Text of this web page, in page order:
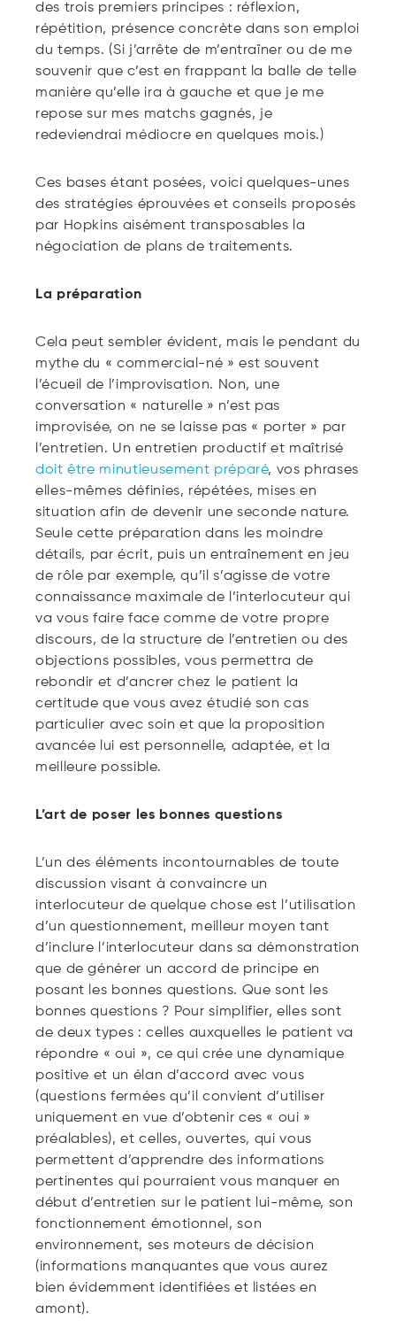
des trois premiers principes : réflexion,
répétition, présence concrète dans son emploi
du temps. (Si j’arrête de m’entraîner ou de me
souvenir que c’est en frappant la balle de telle
manière qu’elle ira à gauche et que je me
repose sur mes matchs gagnés, je
redeviendrai médiocre en quelques mois.)
Ces bases étant posées, voici quelques-unes
des stratégies éprouvées et conseils proposés
par Hopkins aisément transposables la
négociation de plans de traitements.
La préparation
Cela peut sembler évident, mais le pendant du
mythe du « commercial-né » est souvent
l’écueil de l’improvisation. Non, une
conversation « naturelle » n’est pas
improvisée, on ne se laisse pas « porter » par
l’entretien. Un entretien productif et maîtrisé
doit être minutieusement préparé, vos phrases
elles-mêmes définies, répétées, mises en
situation afin de devenir une seconde nature.
Seule cette préparation dans les moindre
détails, par écrit, puis un entraînement en jeu
de rôle par exemple, qu’il s’agisse de votre
connaissance maximale de l’interlocuteur qui
va vous faire face comme de votre propre
discours, de la structure de l’entretien ou des
objections possibles, vous permettra de
rebondir et d’ancrer chez le patient la
certitude que vous avez étudié son cas
particulier avec soin et que la proposition
avancée lui est personnelle, adaptée, et la
meilleure possible.
L’art de poser les bonnes questions
L’un des éléments incontournables de toute
discussion visant à convaincre un
interlocuteur de quelque chose est l’utilisation
d’un questionnement, meilleur moyen tant
d’inclure l’interlocuteur dans sa démonstration
que de générer un accord de principe en
posant les bonnes questions. Que sont les
bonnes questions ? Pour simplifier, elles sont
de deux types : celles auxquelles le patient va
répondre « oui », ce qui crée une dynamique
positive et un élan d’accord avec vous
(questions fermées qu’il convient d’utiliser
uniquement en vue d’obtenir ces « oui »
préalables), et celles, ouvertes, qui vous
permettent d’apprendre des informations
pertinentes qui pourraient vous manquer en
début d’entretien sur le patient lui-même, son
fonctionnement émotionnel, son
environnement, ses moteurs de décision
(informations manquantes que vous aurez
bien évidemment identifiées et listées en
amont).